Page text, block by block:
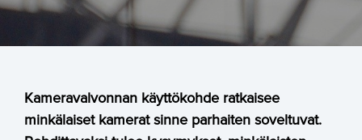
Kameravalvonnan käyttökohde ratkaisee
minkälaiset kamerat sinne parhaiten soveltuvat.